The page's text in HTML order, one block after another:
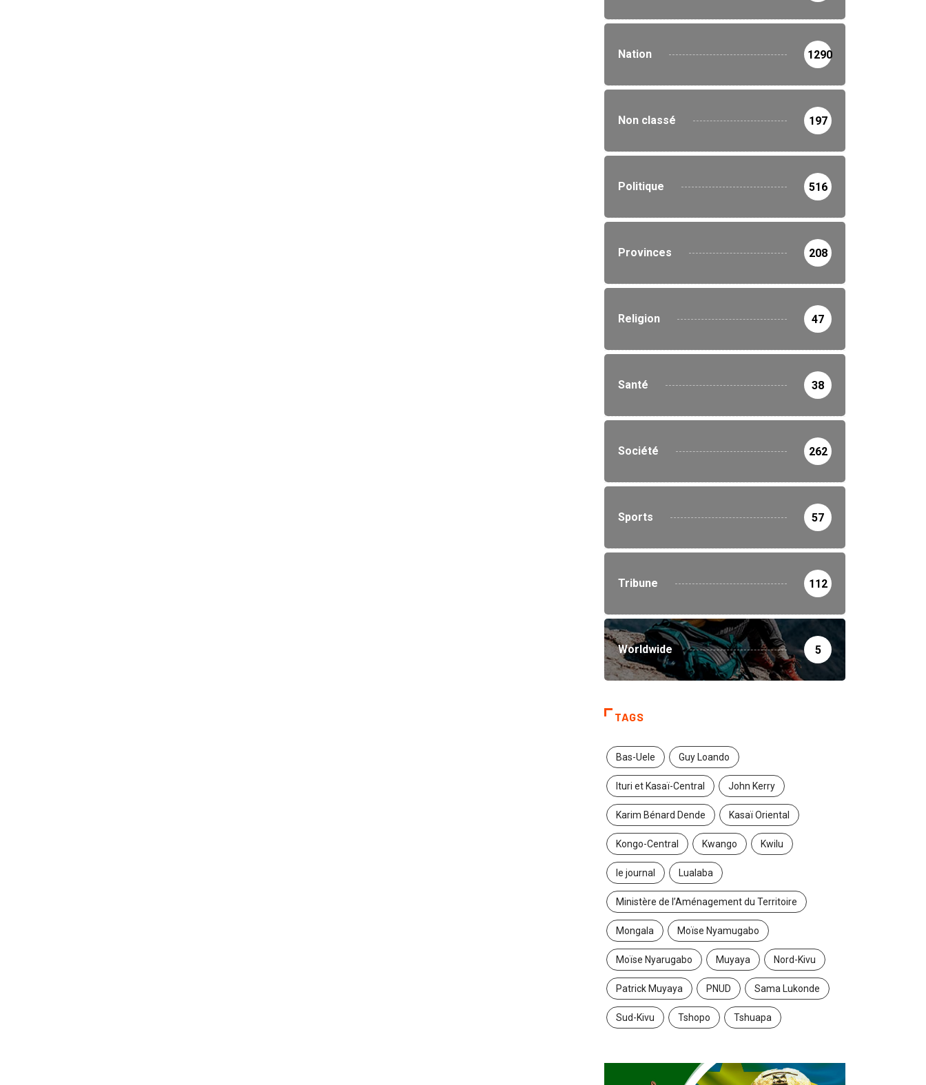
Nation 1290
Non classé 197
Politique 516
Provinces 208
Religion 47
Santé 38
Société 262
Sports 57
Tribune 112
Worldwide 5
TAGS
Bas-Uele Guy Loando
Ituri et Kasaï-Central John Kerry
Karim Bénard Dende Kasaï Oriental
Kongo-Central Kwango Kwilu
le journal Lualaba
Ministère de l’Aménagement du Territoire
Mongala Moïse Nyamugabo
Moïse Nyarugabo Muyaya Nord-Kivu
Patrick Muyaya PNUD Sama Lukonde
Sud-Kivu Tshopo Tshuapa